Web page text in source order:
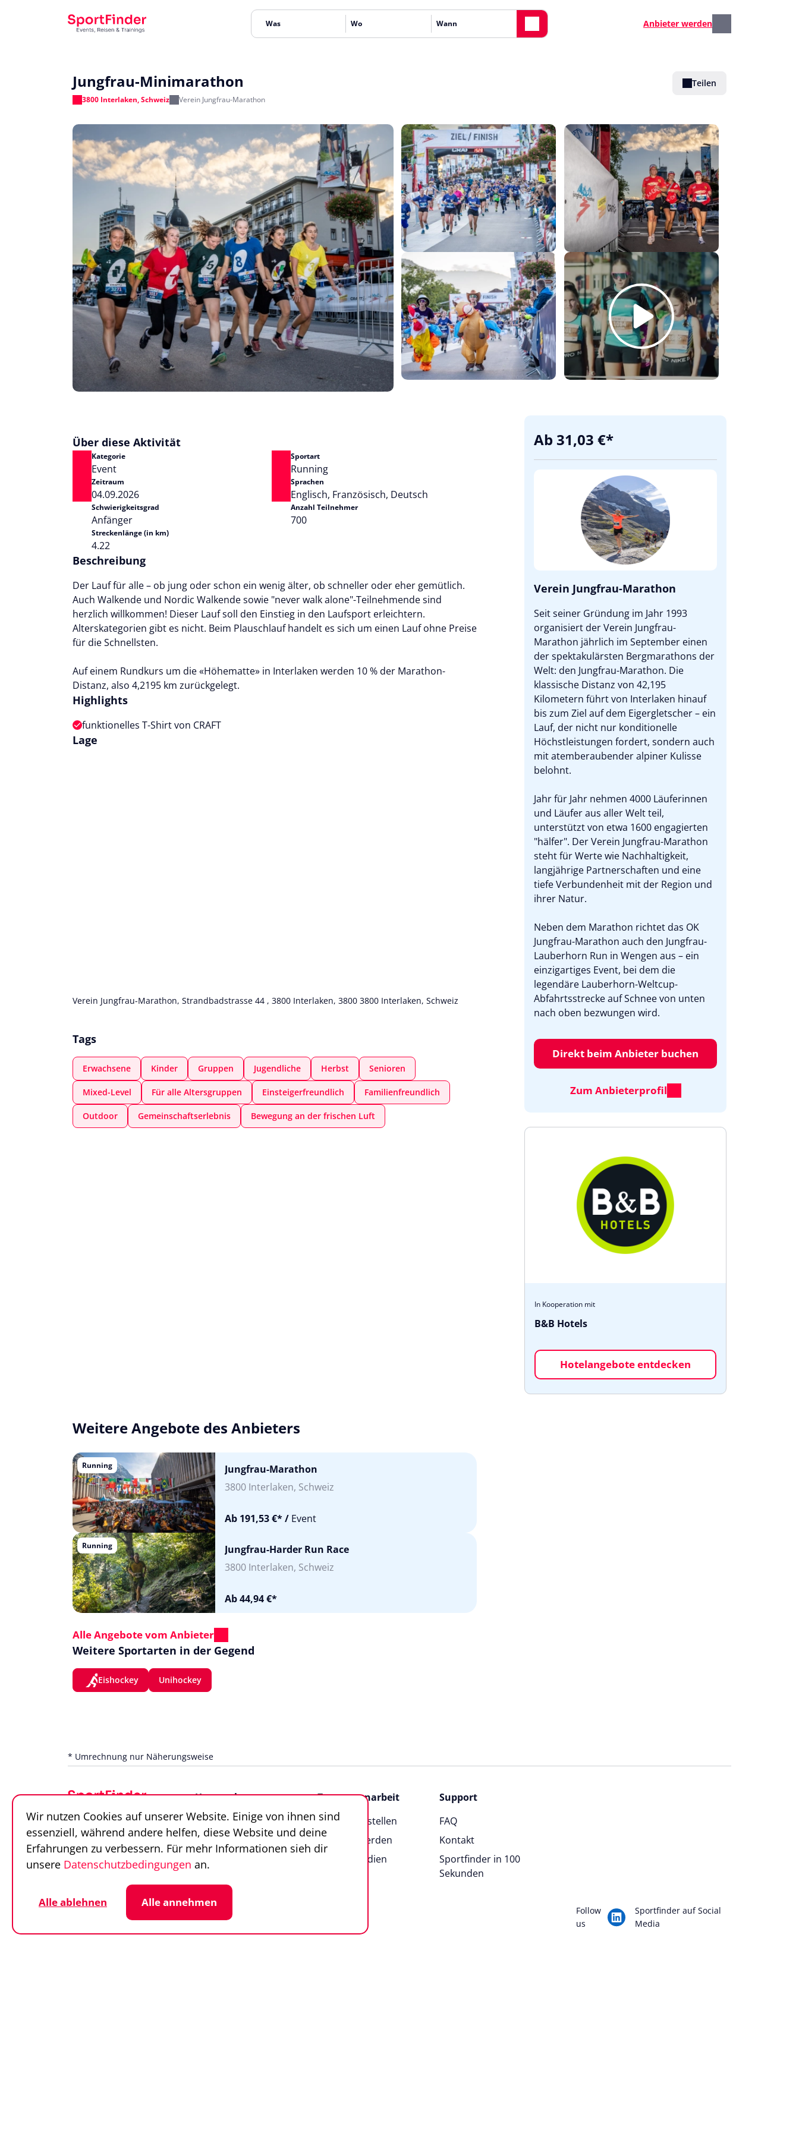
Anbieter werden
Teilen
Jungfrau-Minimarathon
3800 Interlaken, Schweiz Verein Jungfrau-Marathon
Über diese Aktivität
Kategorie
Event
Sportart
Running
Zeitraum
04.09.2026
Sprachen
Englisch, Französisch, Deutsch
Schwierigkeitsgrad
Anfänger
Anzahl Teilnehmer
700
Streckenlänge (in km)
4.22
Beschreibung
Der Lauf für alle – ob jung oder schon ein wenig älter, ob schneller oder eher gemütlich.
Auch Walkende und Nordic Walkende sowie "never walk alone"-Teilnehmende sind
herzlich willkommen! Dieser Lauf soll den Einstieg in den Laufsport erleichtern.
Alterskategorien gibt es nicht. Beim Plauschlauf handelt es sich um einen Lauf ohne Preise
für die Schnellsten.
Auf einem Rundkurs um die «Höhematte» in Interlaken werden 10 % der Marathon-
Distanz, also 4,2195 km zurückgelegt.
Highlights
funktionelles T-Shirt von CRAFT
Lage
Verein Jungfrau-Marathon, Strandbadstrasse 44 , 3800 Interlaken, 3800 3800 Interlaken, Schweiz
Tags
Erwachsene Kinder Gruppen Jugendliche Herbst Senioren
Mixed-Level Für alle Altersgruppen Einsteigerfreundlich Familienfreundlich
Outdoor Gemeinschaftserlebnis Bewegung an der frischen Luft
Ab 31,03 €*
Verein Jungfrau-Marathon
Seit seiner Gründung im Jahr 1993
organisiert der Verein Jungfrau-
Marathon jährlich im September einen
der spektakulärsten Bergmarathons der
Welt: den Jungfrau-Marathon. Die
klassische Distanz von 42,195
Kilometern führt von Interlaken hinauf
bis zum Ziel auf dem Eigergletscher – ein
Lauf, der nicht nur konditionelle
Höchstleistungen fordert, sondern auch
mit atemberaubender alpiner Kulisse
belohnt.
Jahr für Jahr nehmen 4000 Läuferinnen
und Läufer aus aller Welt teil,
unterstützt von etwa 1600 engagierten
"hälfer". Der Verein Jungfrau-Marathon
steht für Werte wie Nachhaltigkeit,
langjährige Partnerschaften und eine
tiefe Verbundenheit mit der Region und
ihrer Natur.
Neben dem Marathon richtet das OK
Jungfrau-Marathon auch den Jungfrau-
Lauberhorn Run in Wengen aus – ein
einzigartiges Event, bei dem die
legendäre Lauberhorn-Weltcup-
Abfahrtsstrecke auf Schnee von unten
nach oben bezwungen wird.
Direkt beim Anbieter buchen
Zum Anbieterprofil
In Kooperation mit
B&B Hotels
Hotelangebote entdecken
Weitere Angebote des Anbieters
Running
Jungfrau-Marathon
3800 Interlaken, Schweiz
Ab 191,53 €*/ Event
Running
Jungfrau-Harder Run Race
3800 Interlaken, Schweiz
Ab 44,94 €*
Alle Angebote vom Anbieter
Weitere Sportarten in der Gegend
Eishockey Unihockey
* Umrechnung nur Näherungsweise
Unternehmen
Über uns
Team
Zusammenarbeit
Angebot erstellen
Anbieter werden
News & Medien
Support
FAQ
Kontakt
Sportfinder in 100
Sekunden
© SportFinder 2026 Cookie-Einstellungen
Follow
us
Sportfinder auf Social
Media
Wir nutzen Cookies auf unserer Website. Einige von ihnen sind
essenziell, während andere helfen, diese Website und deine
Erfahrungen zu verbessern. Für mehr Informationen sieh dir
unsere Datenschutzbedingungen an.
Alle ablehnen Alle annehmen